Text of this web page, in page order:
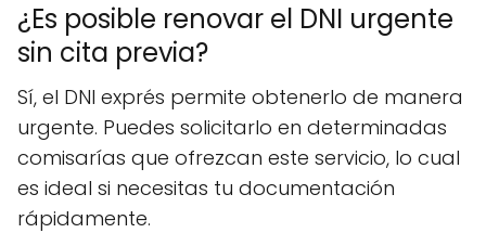
¿Es posible renovar el DNI urgente
sin cita previa?
Sí, el DNI exprés permite obtenerlo de manera
urgente. Puedes solicitarlo en determinadas
comisarías que ofrezcan este servicio, lo cual
es ideal si necesitas tu documentación
rápidamente.